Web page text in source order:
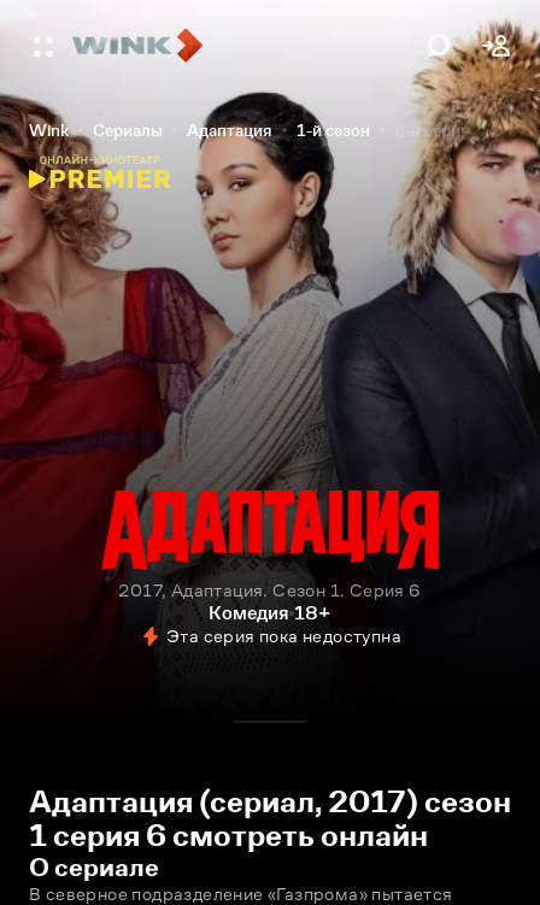
Wink Сериалы Адаптация 1-й сезон 6-я серия
2017, Адаптация. Сезон 1. Серия 6
Комедия 18+
Эта серия пока недоступна
Адаптация (сериал, 2017) сезон
1 серия 6 смотреть онлайн
О сериале
В северное подразделение «Газпрома» пытается